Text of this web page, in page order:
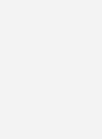
von
und
kann der
untersucht